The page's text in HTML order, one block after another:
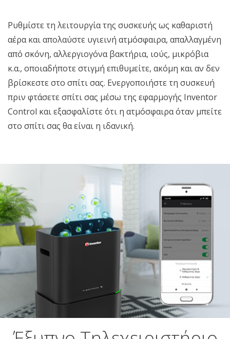
Ρυθμίστε τη λειτουργία της συσκευής ως καθαριστή
αέρα και απολαύστε υγιεινή ατμόσφαιρα, απαλλαγμένη
από σκόνη, αλλεργιογόνα βακτήρια, ιούς, μικρόβια
κ.α., οποιαδήποτε στιγμή επιθυμείτε, ακόμη και αν δεν
βρίσκεστε στο σπίτι σας. Ενεργοποιήστε τη συσκευή
πριν φτάσετε σπίτι σας μέσω της εφαρμογής Inventor
Control και εξασφαλίστε ότι η ατμόσφαιρα όταν μπείτε
στο σπίτι σας θα είναι η ιδανική.